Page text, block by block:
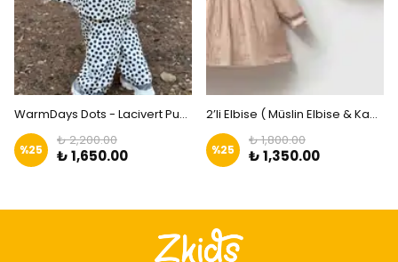
WarmDays Dots - Lacivert Puantiyeli Mont | Zkids
%25
₺ 2,200.00
₺ 1,650.00
2’li Elbise ( Müslin Elbise & Kadife Ceket)
%25
₺ 1,800.00
₺ 1,350.00